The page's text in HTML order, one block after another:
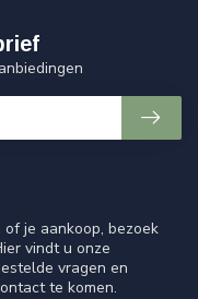
je aankoop, bezoek
vindt u onze
vragen en
te komen.